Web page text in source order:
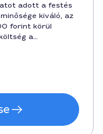
adott a festés
kiváló, az
forint körül
a